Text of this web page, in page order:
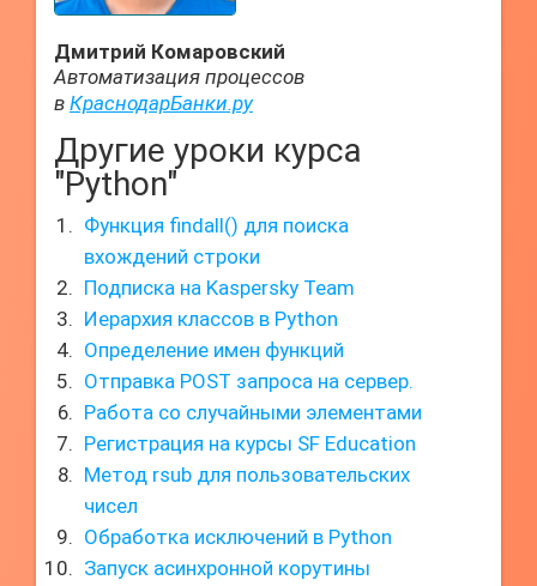
Дмитрий Комаровский
Автоматизация процессов
в КраснодарБанки.ру
Другие уроки курса
"Python"
Функция findall() для поиска
вхождений строки
Подписка на Kaspersky Team
Иерархия классов в Python
Определение имен функций
Отправка POST запроса на сервер.
Работа со случайными элементами
Регистрация на курсы SF Education
Метод rsub для пользовательских
чисел
Обработка исключений в Python
Запуск асинхронной корутины